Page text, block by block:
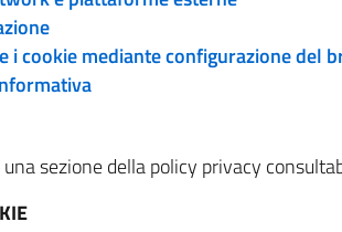
i cookie mediante configurazione del
sezione della policy privacy